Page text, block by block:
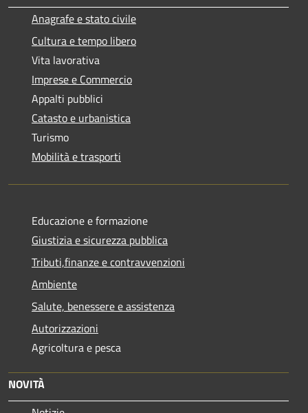
Anagrafe e stato civile
Cultura e tempo libero
Vita lavorativa
Imprese e Commercio
Appalti pubblici
Catasto e urbanistica
Turismo
Mobilità e trasporti
Educazione e formazione
Giustizia e sicurezza pubblica
Tributi,finanze e contravvenzioni
Ambiente
Salute, benessere e assistenza
Autorizzazioni
Agricoltura e pesca
NOVITÀ